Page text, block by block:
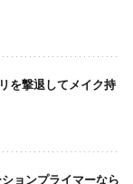
を撃退してメイク持
ョンプライマーなら